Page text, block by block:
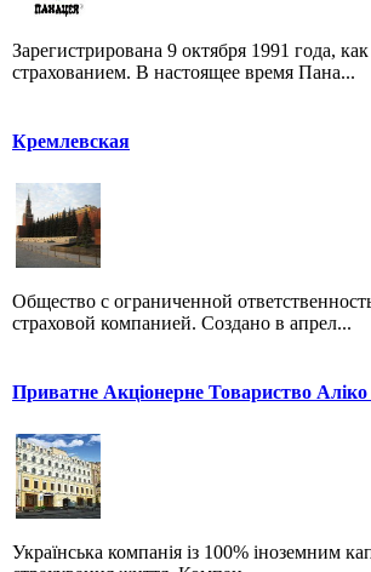
Зарегистрирована 9 октября 1991 года,
страхованием. В настоящее время Пана...
Кремлевская
Общество с ограниченной
страховой компанией. Создано в апрел...
Приватне Акціонерне Товариство Аліко
Українська компанія із 100% іноземним